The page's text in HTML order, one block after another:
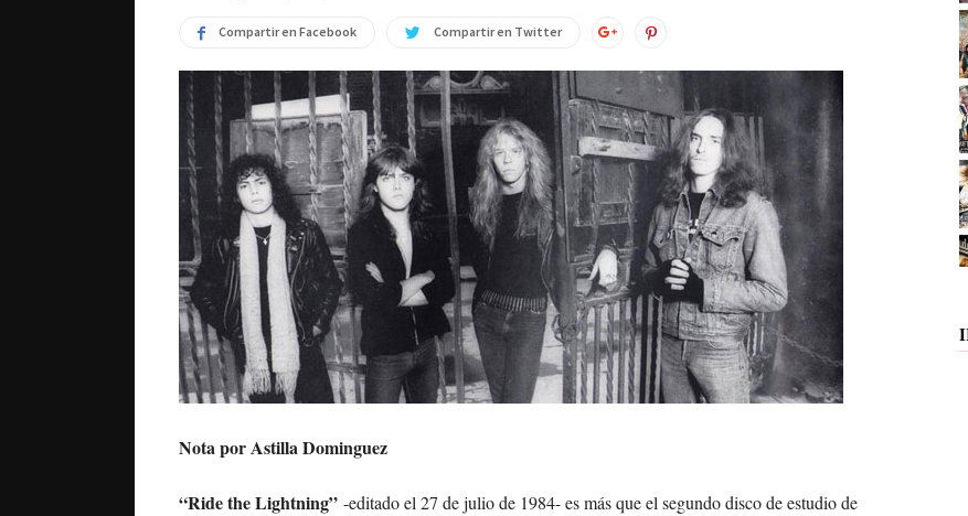
Compartir en Facebook Compartir en Twitter
Nota por Astilla Dominguez
“Ride the Lightning” -editado el 27 de julio de 1984- es más que el segundo disco de estudio de